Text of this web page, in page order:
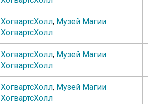
ХогвартсХолл, Музей Магии
ХогвартсХолл
ХогвартсХолл, Музей Магии
ХогвартсХолл
ХогвартсХолл, Музей Магии
ХогвартсХолл